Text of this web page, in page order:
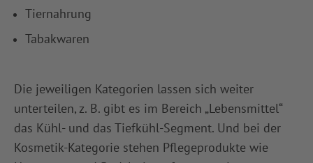
Tiernahrung
Tabakwaren
Die jeweiligen Kategorien lassen sich weiter
unterteilen, z. B. gibt es im Bereich „Lebensmittel“
das Kühl- und das Tiefkühl-Segment. Und bei der
Kosmetik-Kategorie stehen Pflegeprodukte wie